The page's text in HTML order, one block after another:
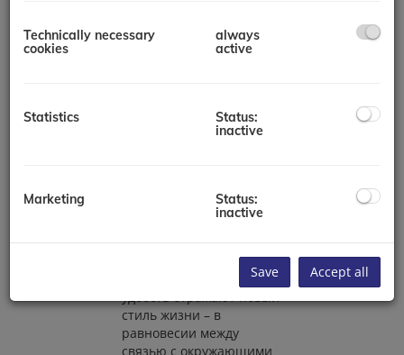
роскошь, созданный
Heights предлагает
сочетает в себе
Широкие бульвары,
открытые зелёные зоны
и множество городских
удобств отражают новый
стиль жизни – в
равновесии между
связью с окружающими
Technically necessary
cookies
always
active
Statistics
Status:
inactive
Marketing
Status:
inactive
Save Accept all